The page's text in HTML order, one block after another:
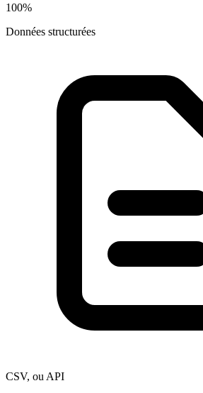
100%
Données structurées
CSV, ou API